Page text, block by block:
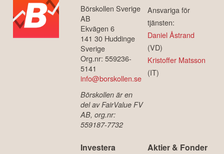
Börskollen Sverige
AB
Ekvägen 6
141 30 Huddinge
Sverige
Org.nr: 559236-
5141
info@borskollen.se
Börskollen är en
del av FairValue FV
AB, org.nr:
559187-7732
Ansvariga för
tjänsten:
Daniel Åstrand
(VD)
Kristoffer Matsson
(IT)
Investera Aktier & Fonder